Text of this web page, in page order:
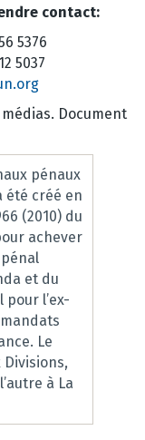
contact:
5376
5037
Document
pénaux
été créé en
(2010) du
achever
et du
l’ex-
Le
à La